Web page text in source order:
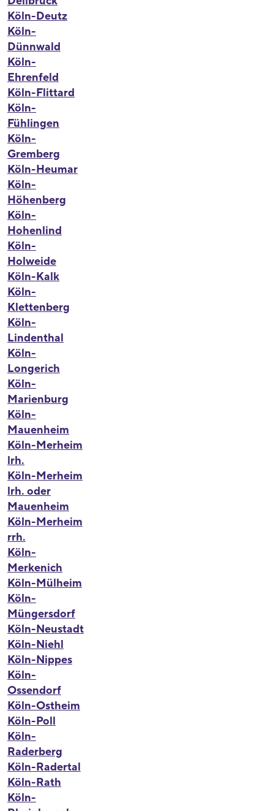
Köln-Deutz
Köln-
Dünnwald
Köln-
Ehrenfeld
Köln-Flittard
Köln-
Fühlingen
Köln-
Gremberg
Köln-Heumar
Köln-
Höhenberg
Köln-
Hohenlind
Köln-
Holweide
Köln-Kalk
Köln-
Klettenberg
Köln-
Lindenthal
Köln-
Longerich
Köln-
Marienburg
Köln-
Mauenheim
Köln-Merheim
lrh.
Köln-Merheim
lrh. oder
Mauenheim
Köln-Merheim
rrh.
Köln-
Merkenich
Köln-Mülheim
Köln-
Müngersdorf
Köln-Neustadt
Köln-Niehl
Köln-Nippes
Köln-
Ossendorf
Köln-Ostheim
Köln-Poll
Köln-
Raderberg
Köln-Radertal
Köln-Rath
Köln-